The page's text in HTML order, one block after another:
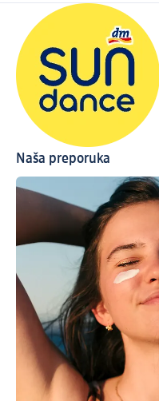
Naša preporuka